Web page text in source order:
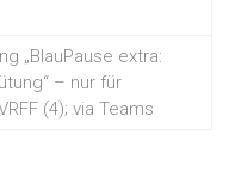
„BlauPause extra:
– nur für
(4); via Teams